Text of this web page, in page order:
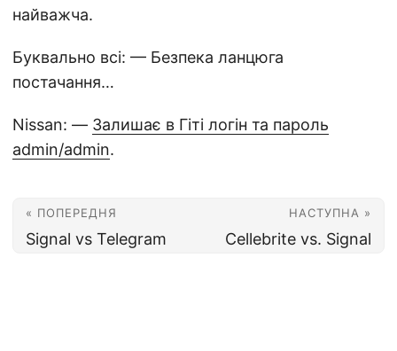
найважча.
Буквально всі: — Безпека ланцюга
постачання…
Nissan: — Залишає в Гіті логін та пароль
admin/admin.
« ПОПЕРЕДНЯ
Signal vs Telegram
НАСТУПНА »
Cellebrite vs. Signal